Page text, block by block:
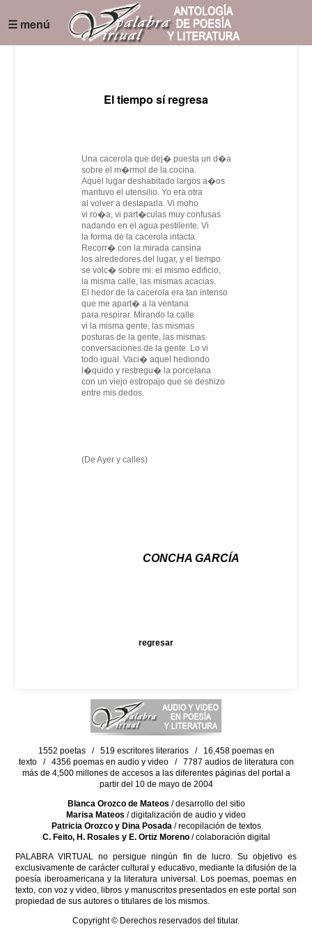
☰ menú
El tiempo sí regresa
Una cacerola que dej� puesta un d�a
sobre el m�rmol de la cocina.
Aquel lugar deshabitado largos a�os
mantuvo el utensilio. Yo era otra
al volver a destaparla. Vi moho
vi ro�a, vi part�culas muy confusas
nadando en el agua pestilente. Vi
la forma de la cacerola intacta.
Recorr� con la mirada cansina
los alrededores del lugar, y el tiempo
se volc� sobre mi: el mismo edificio,
la misma calle, las mismas acacias.
El hedor de la cacerola era tan intenso
que me apart� a la ventana
para respirar. Mirando la calle
vi la misma gente, las mismas
posturas de la gente, las mismas
conversaciones de la gente. Lo vi
todo igual. Vaci� aquel hediondo
l�quido y restregu� la porcelana
con un viejo estropajo que se deshizo
entre mis dedos.
(De Ayer y calles)
CONCHA GARCÍA
regresar
1552 poetas / 519 escritores literarios / 16,458 poemas en
texto / 4356 poemas en audio y video / 7787 audios de literatura con
más de 4,500 millones de accesos a las diferentes páginas del portal a
partir del 10 de mayo de 2004
Blanca Orozco de Mateos / desarrollo del sitio
Marisa Mateos / digitalización de audio y video
Patricia Orozco y Dina Posada/ recopilación de textos
C. Feito, H. Rosales y E. Ortiz Moreno/ colaboración digital
PALABRA VIRTUAL no persigue ningún fin de lucro. Su objetivo es
exclusivamente de carácter cultural y educativo, mediante la difusión de la
poesía iberoamericana y la literatura universal. Los poemas, poemas en
texto, con voz y video, libros y manuscritos presentados en este portal son
propiedad de sus autores o titulares de los mismos.
Copyright © Derechos reservados del titular.